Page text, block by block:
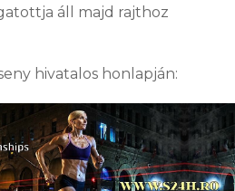
áll majd rajthoz
hivatalos honlapján: